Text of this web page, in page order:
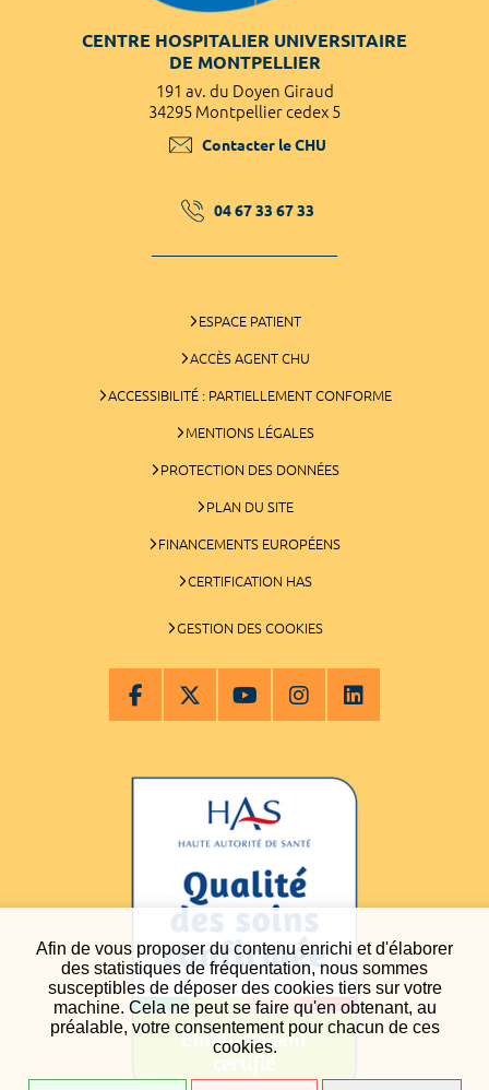
Afin de vous proposer du contenu enrichi et d'élaborer
des statistiques de fréquentation, nous sommes
susceptibles de déposer des cookies tiers sur votre
machine. Cela ne peut se faire qu'en obtenant, au
préalable, votre consentement pour chacun de ces
cookies.
CENTRE HOSPITALIER UNIVERSITAIRE
DE MONTPELLIER
191 av. du Doyen Giraud
34295 Montpellier cedex 5
Contacter le CHU
04 67 33 67 33
ESPACE PATIENT
ACCÈS AGENT CHU
ACCESSIBILITÉ : PARTIELLEMENT CONFORME
MENTIONS LÉGALES
PROTECTION DES DONNÉES
PLAN DU SITE
FINANCEMENTS EUROPÉENS
CERTIFICATION HAS
GESTION DES COOKIES